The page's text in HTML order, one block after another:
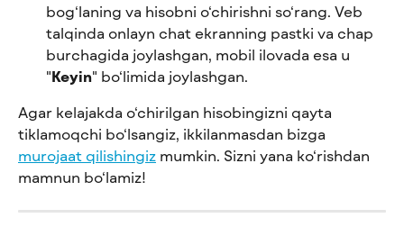
bog‘laning va hisobni o‘chirishni so‘rang. Veb
talqinda onlayn chat ekranning pastki va chap
burchagida joylashgan, mobil ilovada esa u
"Keyin" bo‘limida joylashgan.
Agar kelajakda o‘chirilgan hisobingizni qayta
tiklamoqchi bo‘lsangiz, ikkilanmasdan bizga
murojaat qilishingiz mumkin. Sizni yana ko‘rishdan
mamnun bo‘lamiz!